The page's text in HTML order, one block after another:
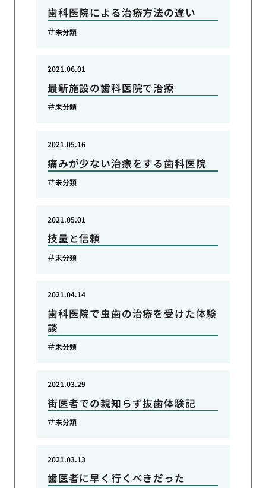
歯科医院による治療方法の違い
未分類
最新施設の歯科医院で治療
2021.06.01
未分類
痛みが少ない治療をする歯科医院
2021.05.16
未分類
技量と信頼
2021.05.01
未分類
歯科医院で虫歯の治療を受けた体験
談
2021.04.14
未分類
街医者での親知らず抜歯体験記
2021.03.29
未分類
歯医者に早く行くべきだった
2021.03.13